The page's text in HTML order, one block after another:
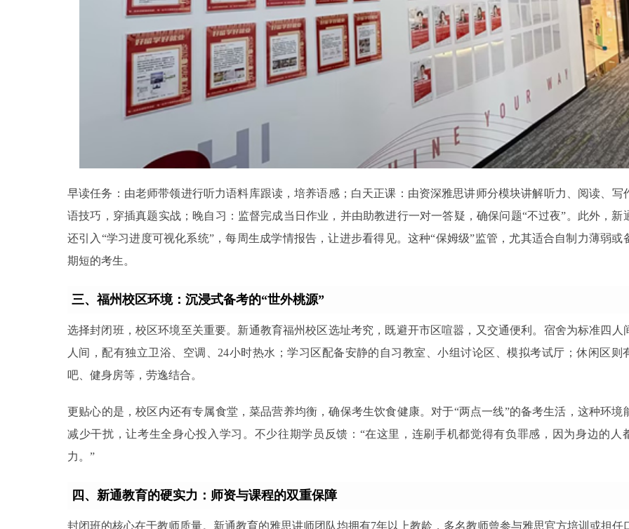
早读任务：由老师带领进行听力语料库跟读，培养语感；白天正课：由资深雅思讲师分模块讲解听力、阅读、写
语技巧，穿插真题实战；晚自习：监督完成当日作业，并由助教进行一对一答疑，确保问题“不过夜”。此外，新
还引入“学习进度可视化系统”，每周生成学情报告，让进步看得见。这种“保姆级”监管，尤其适合自制力薄弱或
期短的考生。
三、福州校区环境：沉浸式备考的“世外桃源”
选择封闭班，校区环境至关重要。新通教育福州校区选址考究，既避开市区喧嚣，又交通便利。宿舍为标准四人
人间，配有独立卫浴、空调、24小时热水；学习区配备安静的自习教室、小组讨论区、模拟考试厅；休闲区则
吧、健身房等，劳逸结合。
更贴心的是，校区内还有专属食堂，菜品营养均衡，确保考生饮食健康。对于“两点一线”的备考生活，这种环境
减少干扰，让考生全身心投入学习。不少往期学员反馈：“在这里，连刷手机都觉得有负罪感，因为身边的人
力。”
四、新通教育的硬实力：师资与课程的双重保障
封闭班的核心在于教师质量。新通教育的雅思讲师团队均拥有7年以上教龄，多名教师曾参与雅思官方培训或担任